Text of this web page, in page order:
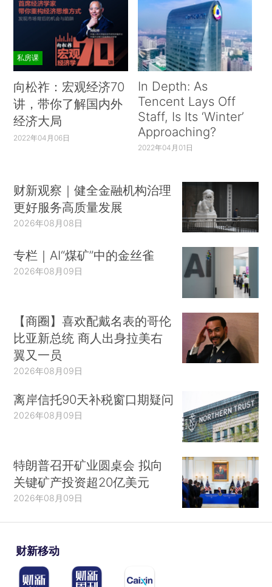
私房课
向松祚：宏观经济70
讲，带你了解国内外
经济大局
2022年04月06日
In Depth: As
Tencent Lays Off
Staff, Is Its ‘Winter’
Approaching?
2022年04月01日
财新观察｜健全金融机构治理
更好服务高质量发展
2026年08月08日
专栏｜AI“煤矿”中的金丝雀
2026年08月09日
【商圈】喜欢配戴名表的哥伦
比亚新总统 商人出身拉美右
翼又一员
2026年08月09日
离岸信托90天补税窗口期疑问
2026年08月09日
特朗普召开矿业圆桌会 拟向
关键矿产投资超20亿美元
2026年08月09日
财新移动